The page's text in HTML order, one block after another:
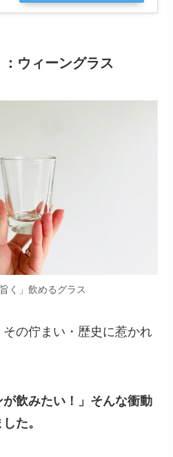
：ウィーングラス
く」飲めるグラス
の佇まい・歴史に惹かれ
が飲みたい！」そんな衝動
た。